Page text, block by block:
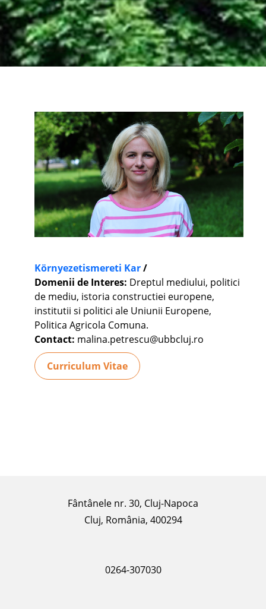
Környezetismereti Kar/
Domenii de Interes: Dreptul mediului, politici
de mediu, istoria constructiei europene,
institutii si politici ale Uniunii Europene,
Politica Agricola Comuna.
Contact: malina.petrescu@ubbcluj.ro
Curriculum Vitae
Fântânele nr. 30, Cluj-Napoca
Cluj, România, 400294
0264-307030